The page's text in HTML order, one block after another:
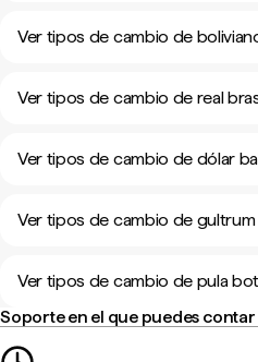
Ver tipos de cambio de
Ver tipos de cambio de real
Ver tipos de cambio de dólar
Ver tipos de cambio de
Ver tipos de cambio de pula
Soporte en el que puedes contar